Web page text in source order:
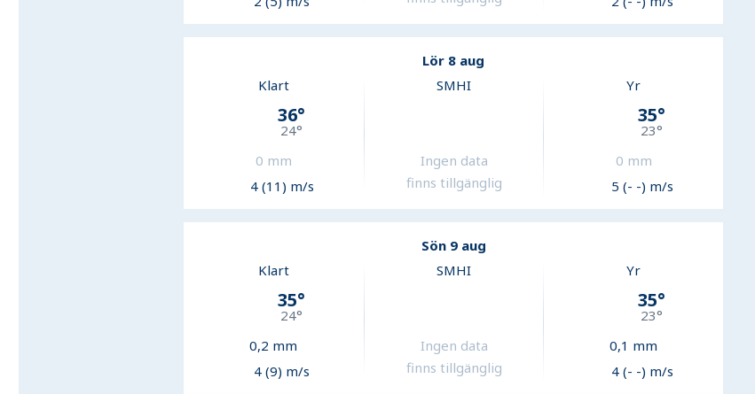
Lör 8 aug
Klart
36°
24°
0 mm
4 (11) m/s
SMHI
Ingen data
finns tillgänglig
Yr
35°
23°
0 mm
5 (- -) m/s
Sön 9 aug
Klart
35°
24°
0,2 mm
4 (9) m/s
SMHI
Ingen data
finns tillgänglig
Yr
35°
23°
0,1 mm
4 (- -) m/s